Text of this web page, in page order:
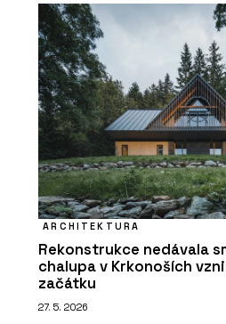
ARCHITEKTURA
Rekonstrukce nedávala
chalupa v Krkonoších
začátku
27. 5. 2026